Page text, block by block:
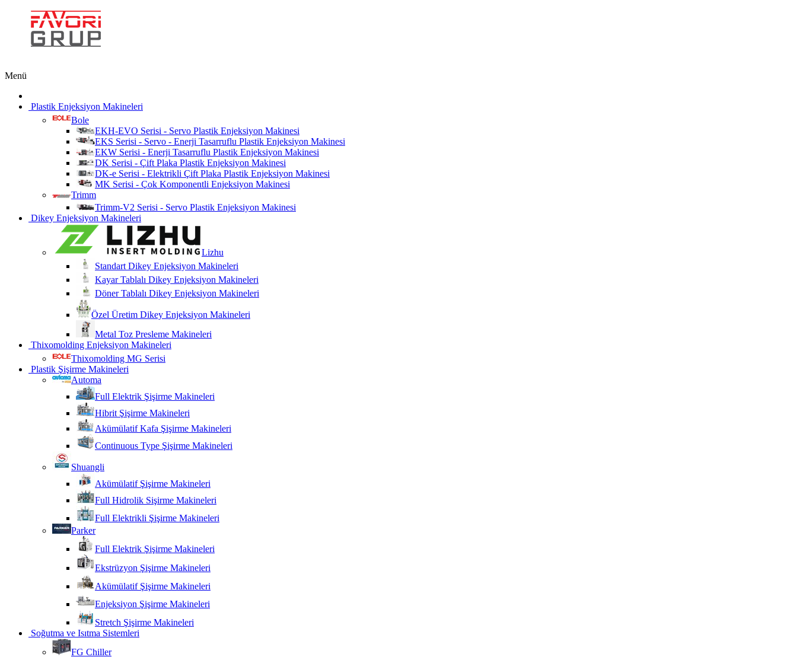
Menü
Plastik Enjeksiyon Makineleri
Bole
EKH-EVO Serisi - Servo Plastik Enjeksiyon Makinesi
EKS Serisi - Servo - Enerji Tasarruflu Plastik Enjeksiyon Makinesi
EKW Serisi - Enerji Tasarruflu Plastik Enjeksiyon Makinesi
DK Serisi - Çift Plaka Plastik Enjeksiyon Makinesi
DK-e Serisi - Elektrikli Çift Plaka Plastik Enjeksiyon Makinesi
MK Serisi - Çok Komponentli Enjeksiyon Makinesi
Trimm
Trimm-V2 Serisi - Servo Plastik Enjeksiyon Makinesi
Dikey Enjeksiyon Makineleri
Lizhu
Standart Dikey Enjeksiyon Makineleri
Kayar Tablalı Dikey Enjeksiyon Makineleri
Döner Tablalı Dikey Enjeksiyon Makineleri
Özel Üretim Dikey Enjeksiyon Makineleri
Metal Toz Presleme Makineleri
Thixomolding Enjeksiyon Makineleri
Thixomolding MG Serisi
Plastik Şişirme Makineleri
Automa
Full Elektrik Şişirme Makineleri
Hibrit Şişirme Makineleri
Akümülatif Kafa Şişirme Makineleri
Continuous Type Şişirme Makineleri
Shuangli
Akümülatif Şişirme Makineleri
Full Hidrolik Sişirme Makineleri
Full Elektrikli Şişirme Makineleri
Parker
Full Elektrik Şişirme Makineleri
Ekstrüzyon Şişirme Makineleri
Akümülatif Şişirme Makineleri
Enjeksiyon Şişirme Makineleri
Stretch Şişirme Makineleri
Soğutma ve Isıtma Sistemleri
FG Chiller